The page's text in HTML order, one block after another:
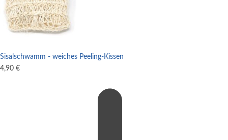
Sisalschwamm - weiches Peeling-Kissen
4,90 €